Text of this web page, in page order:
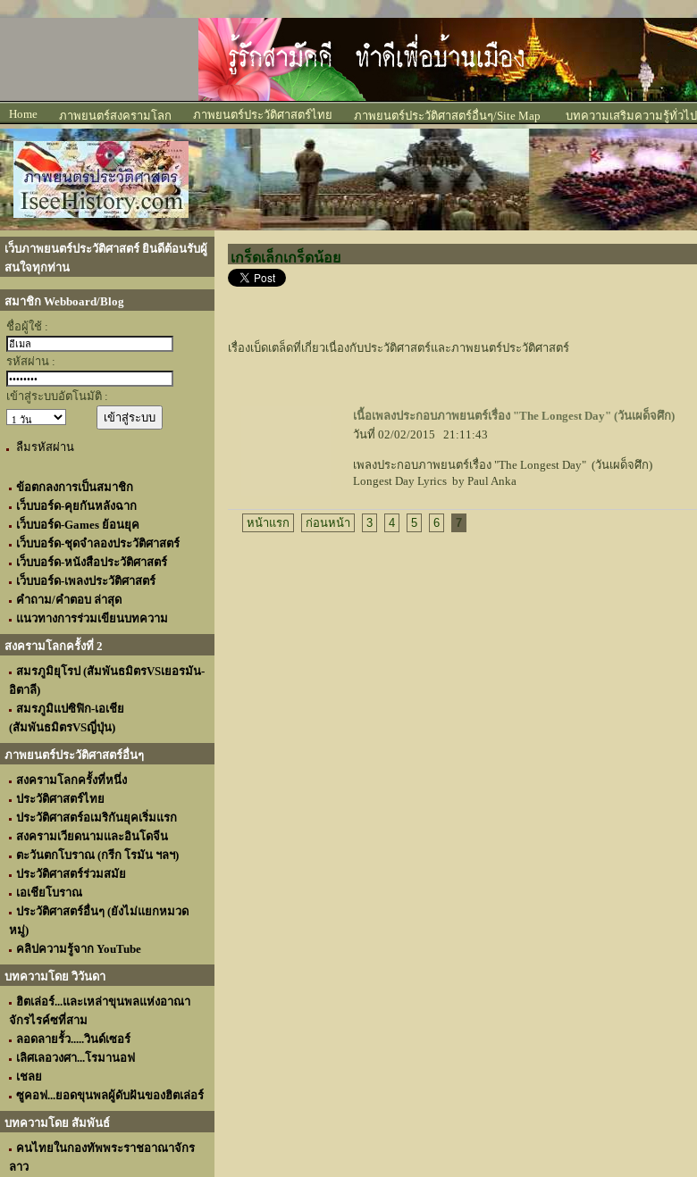
Home ภาพยนตร์สงครามโลก ภาพยนตร์ประวัติศาสตร์ไทย ภาพยนตร์ประวัติศาสตร์อื่นๆ/Site Map บทความเสริมความรู้ทั่วไป
เว็บภาพยนตร์ประวัติศาสตร์ ยินดีต้อนรับผู้
สนใจทุกท่าน
สมาชิก Webboard/Blog
ชื่อผู้ใช้ :
รหัสผ่าน :
เข้าสู่ระบบอัตโนมัติ :
ลืมรหัสผ่าน
ข้อตกลงการเป็นสมาชิก
เว็บบอร์ด-คุยกันหลังฉาก
เว็บบอร์ด-Games ย้อนยุค
เว็บบอร์ด-ชุดจำลองประวัติศาสตร์
เว็บบอร์ด-หนังสือประวัติศาสตร์
เว็บบอร์ด-เพลงประวัติศาสตร์
คำถาม/คำตอบ ล่าสุด
แนวทางการร่วมเขียนบทความ
สงครามโลกครั้งที่ 2
สมรภูมิยุโรป (สัมพันธมิตรVSเยอรมัน-
อิตาลี)
สมรภูมิแปซิฟิก-เอเชีย
(สัมพันธมิตรVSญี่ปุ่น)
ภาพยนตร์ประวัติศาสตร์อื่นๆ
สงครามโลกครั้งที่หนึ่ง
ประวัติศาสตร์ไทย
ประวัติศาสตร์อเมริกันยุคเริ่มแรก
สงครามเวียดนามและอินโดจีน
ตะวันตกโบราณ (กรีก โรมัน ฯลฯ)
ประวัติศาสตร์ร่วมสมัย
เอเชียโบราณ
ประวัติศาสตร์อื่นๆ (ยังไม่แยกหมวด
หมู่)
คลิปความรู้จาก YouTube
บทความโดย วิวันดา
ฮิตเล่อร์...และเหล่าขุนพลแห่งอาณา
จักรไรค์ซที่สาม
ลอดลายรั้ว.....วินด์เซอร์
เลิศเลอวงศา...โรมานอฟ
เชลย
ซูคอฟ...ยอดขุนพลผู้ดับฝันของฮิตเล่อร์
บทความโดย สัมพันธ์
คนไทยในกองทัพพระราชอาณาจักร
ลาว
เกร็ดเล็กเกร็ดน้อย
เรื่องเบ็ดเตล็ดที่เกี่ยวเนื่องกับประวัติศาสตร์และภาพยนตร์ประวัติศาสตร์
เนื้อเพลงประกอบภาพยนตร์เรื่อง "The Longest Day" (วันเผด็จศึก)
วันที่ 02/02/2015 21:11:43
เพลงประกอบภาพยนตร์เรื่อง "The Longest Day" (วันเผด็จศึก)
Longest Day Lyrics by Paul Anka
หน้าแรก ก่อนหน้า 3 4 5 6 7